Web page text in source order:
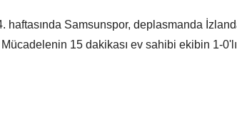
haftasında Samsunspor, deplasmanda
Mücadelenin 15 dakikası ev sahibi ekibin 1-